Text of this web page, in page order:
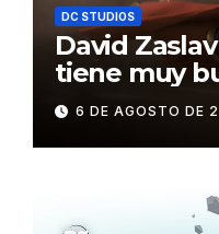
DC STUDIOS
David
tiene muy
el fracaso
6 DE AGOSTO DE